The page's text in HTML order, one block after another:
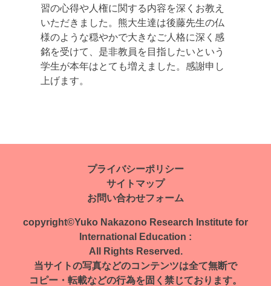
習の心得や人権に関する内容を深くお教え
いただきました。熊大生達は後藤先生の仏
様のような穏やかで大きなご人格に深く感
銘を受けて、是非教員を目指したいという
学生が本年はとても増えました。感謝申し
上げます。
稿
ゲ
シ
ョ
プライバシーポリシー
サイトマップ
お問い合わせフォーム
copyright©Yuko Nakazono Research Institute for
International Education :
All Rights Reserved.
当サイトの写真などのコンテンツは全て無断で
コピー・転載などの行為を固く禁じております。